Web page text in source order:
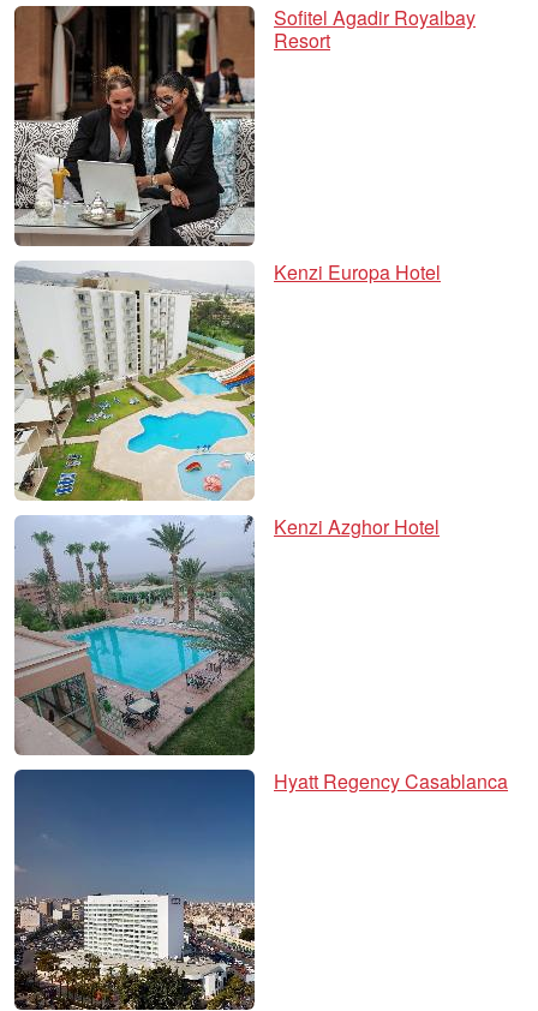
Sofitel Agadir Royalbay
Resort
Kenzi Europa Hotel
Kenzi Azghor Hotel
Hyatt Regency Casablanca